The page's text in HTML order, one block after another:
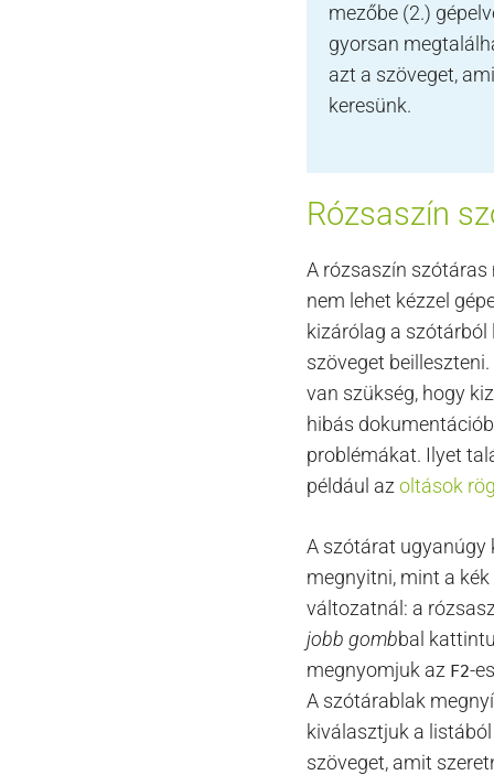
mezőbe (2.)
gyorsan
azt a szöveget,
keresünk.
Rózsaszín
A rózsaszín szótáras
nem lehet kézzel
kizárólag a szótárból
szöveget beilleszteni.
van szükség, hogy
hibás
problémákat. Ilyet
például az oltások
A szótárat ugyanúgy
megnyitni, mint a kék
változatnál: a
jobb gombbal
megnyomjuk az F2-
A szótárablak
kiválasztjuk a
szöveget, amit